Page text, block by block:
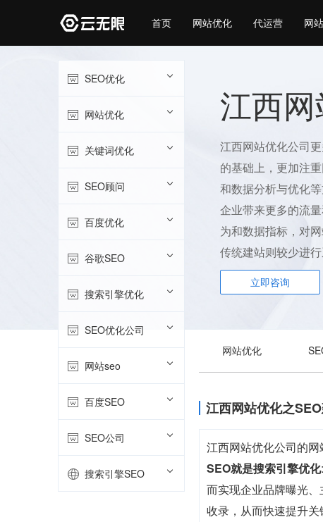
首页 网站优化 代运营 网
江西
江西网站优化公司
的基础上，更加注
和数据分析与优化
企业带来更多的流
为和数据指标，对
传统建站则较少进
立即咨询
SEO优化
网站优化
关键词优化
SEO顾问
百度优化
谷歌SEO
搜索引擎优化
SEO优化公司
网站seo
百度SEO
SEO公司
搜索引擎SEO
网站优化
江西网站优化之
江西网站优化公司的网
SEO就是搜索引擎优化
而实现企业品牌曝光
收录，从而快速提升关